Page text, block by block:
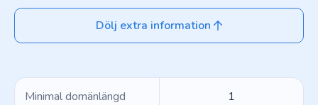
Dölj extra information
Minimal domänlängd 1